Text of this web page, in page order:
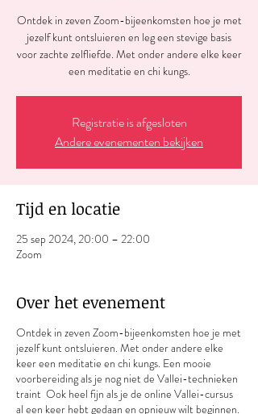
Ontdek in zeven Zoom-bijeenkomsten hoe je met
jezelf kunt ontsluieren en leg een stevige basis
voor zachte zelfliefde. Met onder andere elke keer
een meditatie en chi kungs.
Registratie is afgesloten
Andere evenementen bekijken
Tijd en locatie
25 sep 2024, 20:00 – 22:00
Zoom
Over het evenement
Ontdek in zeven Zoom-bijeenkomsten hoe je met
jezelf kunt ontsluieren. Met onder andere elke
keer een meditatie en chi kungs. Een mooie
voorbereiding als je nog niet de Vallei-technieken
traint Ook heel fijn als je de online Vallei-cursus
al een keer hebt gedaan en opnieuw wilt beginnen.